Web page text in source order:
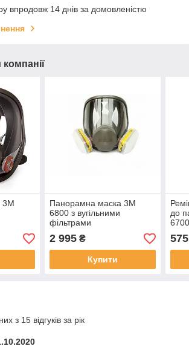
впродовж 14 днів за домовленістю
компанії
3М
Панорамна маска 3М
6800 з вугільними
фільтрами
2 995₴
Купити
до
575
з 15 відгуків за рік